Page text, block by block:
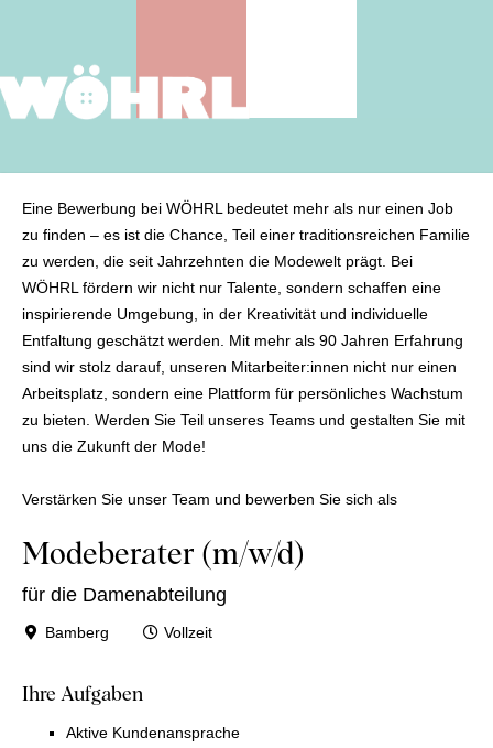
Modeberater (m/w/d)
für die Damenabteilung
Bamberg Vollzeit
Eine Bewerbung bei WÖHRL bedeutet mehr als nur einen Job
zu finden – es ist die Chance, Teil einer traditionsreichen Familie
zu werden, die seit Jahrzehnten die Modewelt prägt. Bei
WÖHRL fördern wir nicht nur Talente, sondern schaffen eine
inspirierende Umgebung, in der Kreativität und individuelle
Entfaltung geschätzt werden. Mit mehr als 90 Jahren Erfahrung
sind wir stolz darauf, unseren Mitarbeiter:innen nicht nur einen
Arbeitsplatz, sondern eine Plattform für persönliches Wachstum
zu bieten. Werden Sie Teil unseres Teams und gestalten Sie mit
uns die Zukunft der Mode!
Verstärken Sie unser Team und bewerben Sie sich als
Ihre Aufgaben
Aktive Kundenansprache